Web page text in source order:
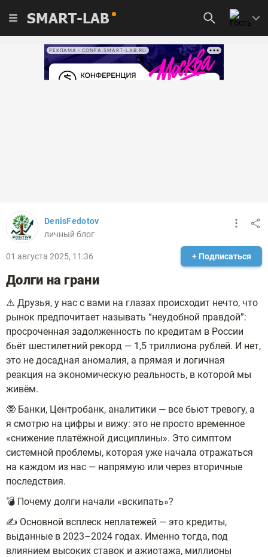
SMART-LAB
РЕКЛАМА • CONFA.SMART-LAB.RU
DenisFedotov
личный блог
01 августа 2025, 11:36 + Подписаться
Долги на грани
⚠️ Друзья, у нас с вами на глазах происходит нечто, что
рынок предпочитает называть “неудобной правдой”:
просроченная задолженность по кредитам в России
бьёт шестилетний рекорд — 1,5 триллиона рублей. И нет,
это не досадная аномалия, а прямая и логичная
реакция на экономическую реальность, в которой мы
живём.
🥸 Банки, Центробанк, аналитики — все бьют тревогу, а
я смотрю на цифры и вижу: это не просто временное
«снижение платёжной дисциплины». Это симптом
системной проблемы, которая уже начала отражаться
на каждом из нас — напрямую или через вторичные
последствия.
💣 Почему долги начали «вскипать»?
✍️ Основной всплеск неплатежей — это кредиты,
выданные в 2023–2024 годах. Именно тогда, под
влиянием высоких ставок и ажиотажа, миллионы